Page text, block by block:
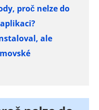
proč nelze do
ale